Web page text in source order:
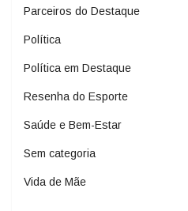
Parceiros do Destaque
Política
Política em Destaque
Resenha do Esporte
Saúde e Bem-Estar
Sem categoria
Vida de Mãe